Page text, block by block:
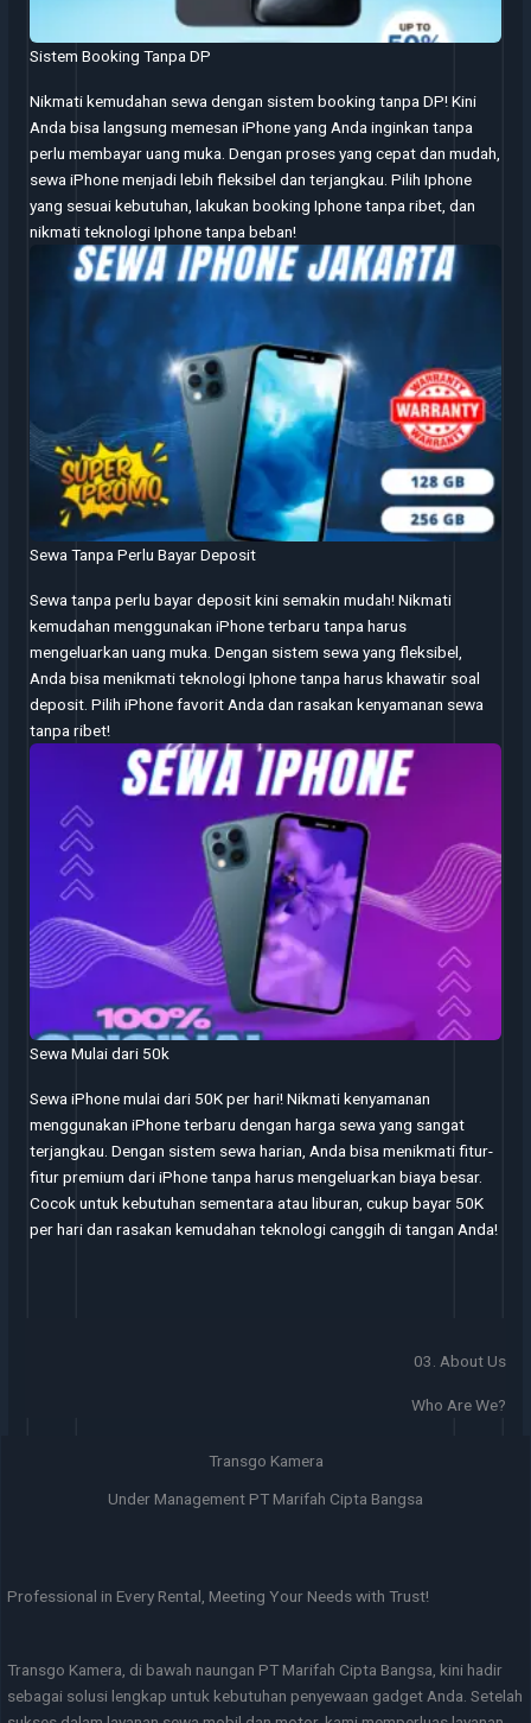
Sistem Booking Tanpa DP
Nikmati kemudahan sewa dengan sistem booking tanpa DP! Kini
Anda bisa langsung memesan iPhone yang Anda inginkan tanpa
perlu membayar uang muka. Dengan proses yang cepat dan mudah,
sewa iPhone menjadi lebih fleksibel dan terjangkau. Pilih Iphone
yang sesuai kebutuhan, lakukan booking Iphone tanpa ribet, dan
nikmati teknologi Iphone tanpa beban!
Sewa Tanpa Perlu Bayar Deposit
Sewa tanpa perlu bayar deposit kini semakin mudah! Nikmati
kemudahan menggunakan iPhone terbaru tanpa harus
mengeluarkan uang muka. Dengan sistem sewa yang fleksibel,
Anda bisa menikmati teknologi Iphone tanpa harus khawatir soal
deposit. Pilih iPhone favorit Anda dan rasakan kenyamanan sewa
tanpa ribet!
Sewa Mulai dari 50k
Sewa iPhone mulai dari 50K per hari! Nikmati kenyamanan
menggunakan iPhone terbaru dengan harga sewa yang sangat
terjangkau. Dengan sistem sewa harian, Anda bisa menikmati fitur-
fitur premium dari iPhone tanpa harus mengeluarkan biaya besar.
Cocok untuk kebutuhan sementara atau liburan, cukup bayar 50K
per hari dan rasakan kemudahan teknologi canggih di tangan Anda!
03. About Us
Who Are We?
Transgo Kamera
Under Management PT Marifah Cipta Bangsa
Professional in Every Rental, Meeting Your Needs with Trust!
Transgo Kamera, di bawah naungan PT Marifah Cipta Bangsa, kini hadir
sebagai solusi lengkap untuk kebutuhan penyewaan gadget Anda. Setelah